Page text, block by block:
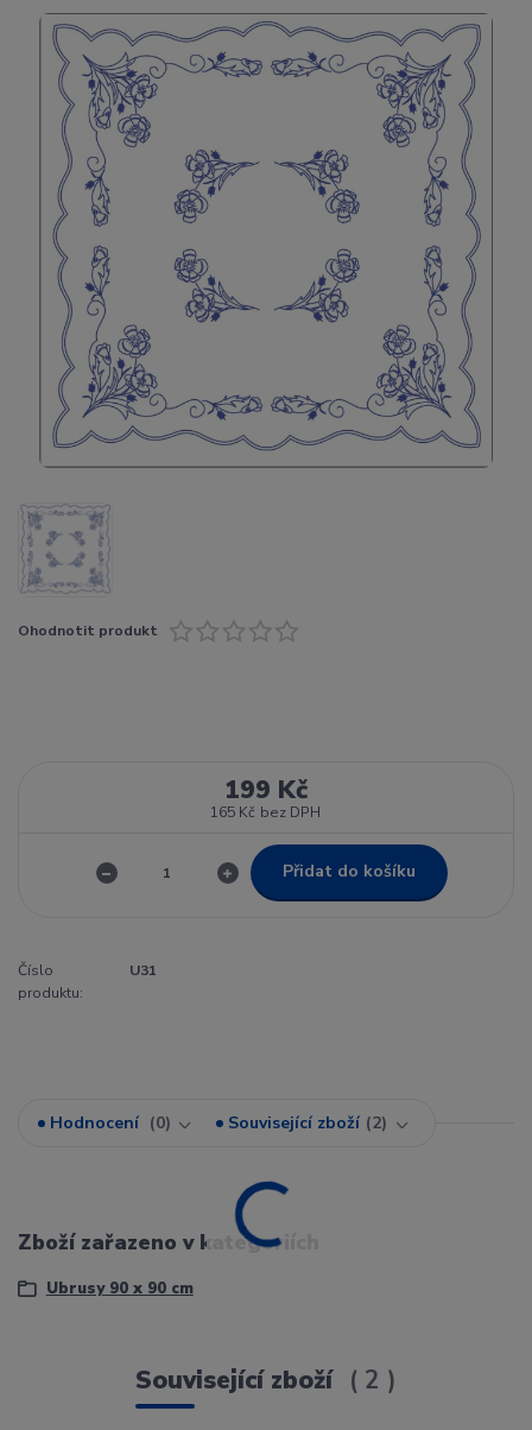
Ohodnotit produkt
199 Kč
165 Kč bez DPH
Přidat do košíku
Číslo
produktu:
U31
Hodnocení 0 Související zboží 2
Zboží zařazeno v kategoriích
Ubrusy 90 x 90 cm
Související zboží 2